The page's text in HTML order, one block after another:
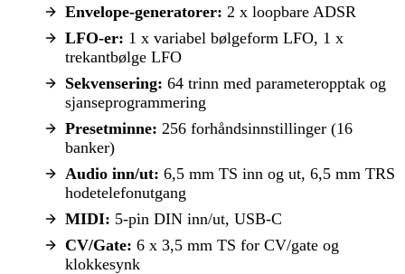
Envelope-generatorer: 2 x loopbare ADSR
LFO-er: 1 x variabel bølgeform LFO, 1 x
trekantbølge LFO
Sekvensering: 64 trinn med parameteropptak og
sjanseprogrammering
Presetminne: 256 forhåndsinnstillinger (16
banker)
Audio inn/ut: 6,5 mm TS inn og ut, 6,5 mm TRS
hodetelefonutgang
MIDI: 5-pin DIN inn/ut, USB-C
CV/Gate: 6 x 3,5 mm TS for CV/gate og
klokkesynk